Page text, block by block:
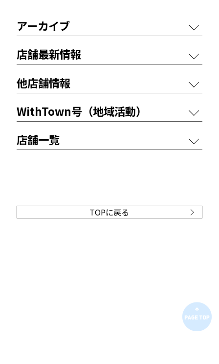
アーカイブ
店舗最新情報
他店舗情報
WithTown号（地域活動）
店舗一覧
TOPに戻る